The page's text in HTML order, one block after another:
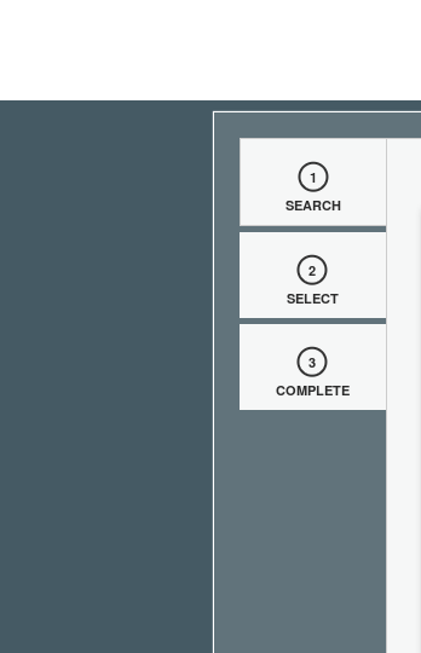
1
SEARCH
2
SELECT
3
COMPLETE